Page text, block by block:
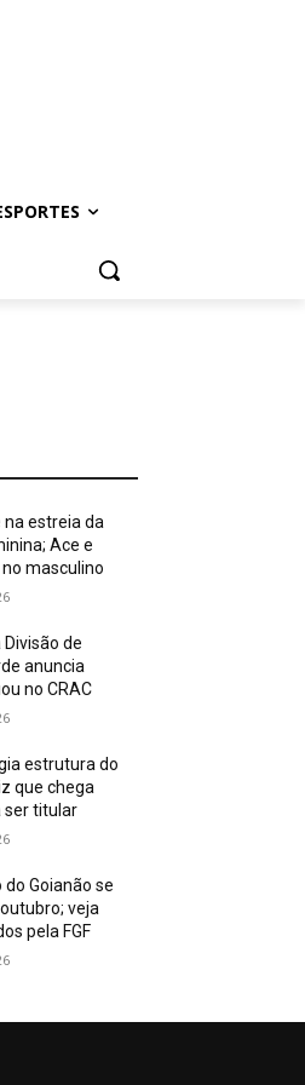
na estreia da
Ace e
masculino
Divisão de
anuncia
no CRAC
estrutura do
que chega
ser titular
Goianão se
veja
pela FGF